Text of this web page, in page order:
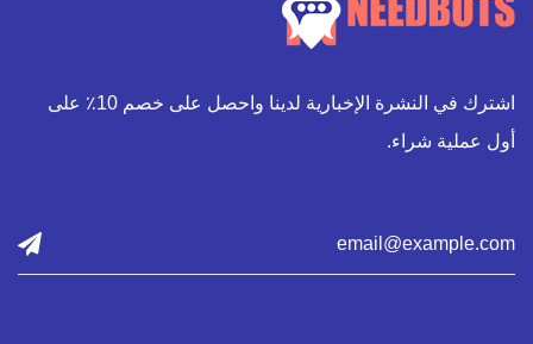
اشترك في النشرة الإخبارية لدينا واحصل على خصم 10٪ على
أول عملية شراء.